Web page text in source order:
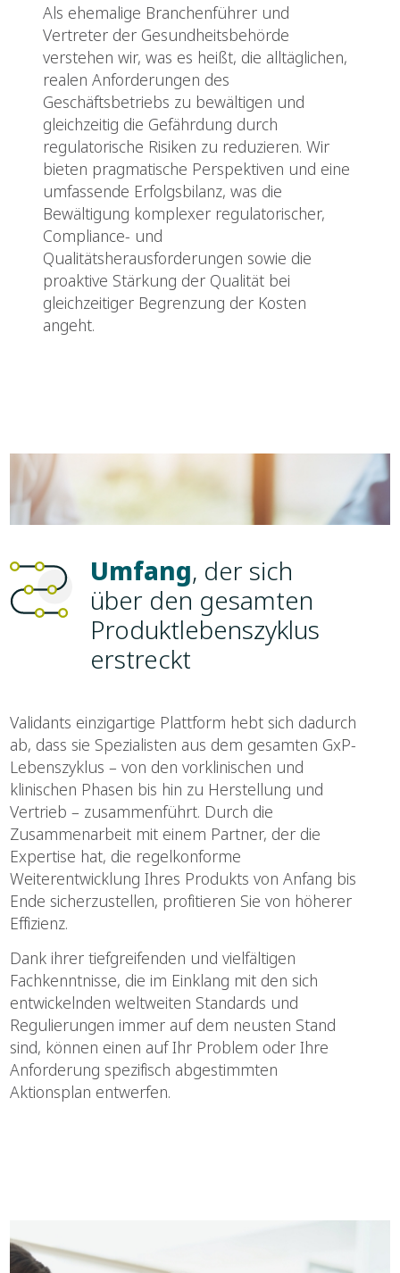
Als ehemalige Branchenführer und
Vertreter der Gesundheitsbehörde
verstehen wir, was es heißt, die alltäglichen,
realen Anforderungen des
Geschäftsbetriebs zu bewältigen und
gleichzeitig die Gefährdung durch
regulatorische Risiken zu reduzieren. Wir
bieten pragmatische Perspektiven und eine
umfassende Erfolgsbilanz, was die
Bewältigung komplexer regulatorischer,
Compliance- und
Qualitätsherausforderungen sowie die
proaktive Stärkung der Qualität bei
gleichzeitiger Begrenzung der Kosten
angeht.
Umfang, der sich
über den gesamten
Produktlebenszyklus
erstreckt
Validants einzigartige Plattform hebt sich dadurch
ab, dass sie Spezialisten aus dem gesamten GxP-
Lebenszyklus – von den vorklinischen und
klinischen Phasen bis hin zu Herstellung und
Vertrieb – zusammenführt. Durch die
Zusammenarbeit mit einem Partner, der die
Expertise hat, die regelkonforme
Weiterentwicklung Ihres Produkts von Anfang bis
Ende sicherzustellen, profitieren Sie von höherer
Effizienz.
Dank ihrer tiefgreifenden und vielfältigen
Fachkenntnisse, die im Einklang mit den sich
entwickelnden weltweiten Standards und
Regulierungen immer auf dem neusten Stand
sind, können einen auf Ihr Problem oder Ihre
Anforderung spezifisch abgestimmten
Aktionsplan entwerfen.